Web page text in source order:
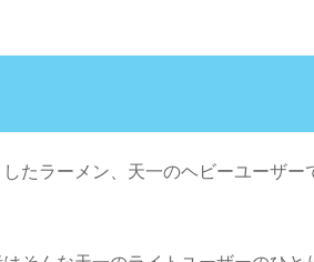
たラーメン、天一のヘビーユーザ